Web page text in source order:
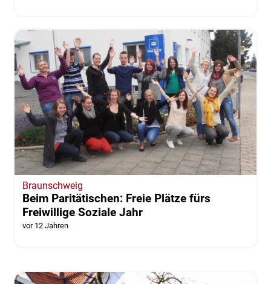
Braunschweig
Beim Paritätischen: Freie Plätze fürs
Freiwillige Soziale Jahr
vor 12 Jahren